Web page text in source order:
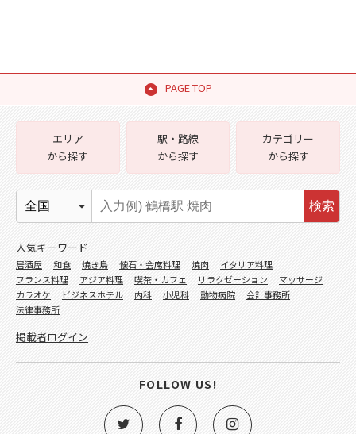
PAGE TOP
エリア
から探す
駅・路線
から探す
カテゴリー
から探す
検索
人気キーワード
居酒屋 和食 焼き鳥 懐石・会席料理 焼肉
イタリア料理
フランス料理
アジア料理 喫茶・カフェ リラクゼーション
マッサージ
カラオケ
ビジネスホテル 内科 小児科 動物病院
会計事務所
法律事務所
掲載者ログイン
FOLLOW US!